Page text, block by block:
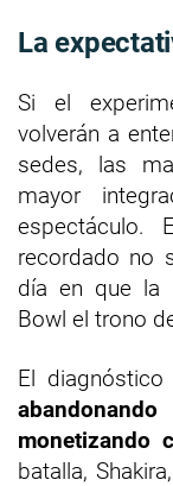
La
Si el
volverán a
sedes, las
mayor
espectáculo.
recordado no
día en que la
Bowl el trono
El
monetizando
batalla,